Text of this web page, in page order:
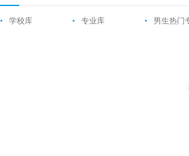
• 学校库 • 专业库 • 男生热门